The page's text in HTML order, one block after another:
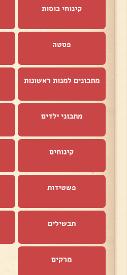
קינוחי כוסות
פסטה
מתכונים למנות ראשונות
מתכוני ילדים
קינוחים
פשטידות
תבשילים
מרקים